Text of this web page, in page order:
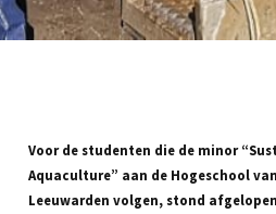
Voor de studenten die de minor
Aquaculture” aan de Hogeschool
Leeuwarden volgen, stond